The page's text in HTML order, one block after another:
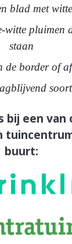
blad met
witte pluimen
staan
de border of
soort
bij een van
buurt: